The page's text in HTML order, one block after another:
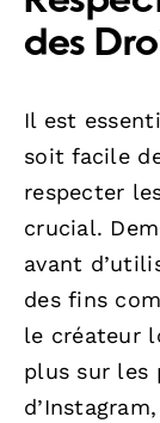
des
Il est
soit facile
respecter
crucial.
avant
des fins
le créateur
plus sur les